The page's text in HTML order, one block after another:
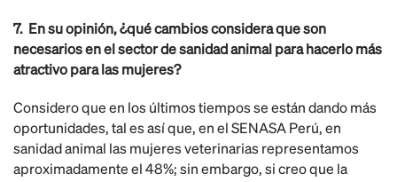
7. En su opinión, ¿qué cambios considera que son
necesarios en el sector de sanidad animal para hacerlo más
atractivo para las mujeres?
Considero que en los últimos tiempos se están dando más
oportunidades, tal es así que, en el SENASA Perú, en
sanidad animal las mujeres veterinarias representamos
aproximadamente el 48%; sin embargo, si creo que la